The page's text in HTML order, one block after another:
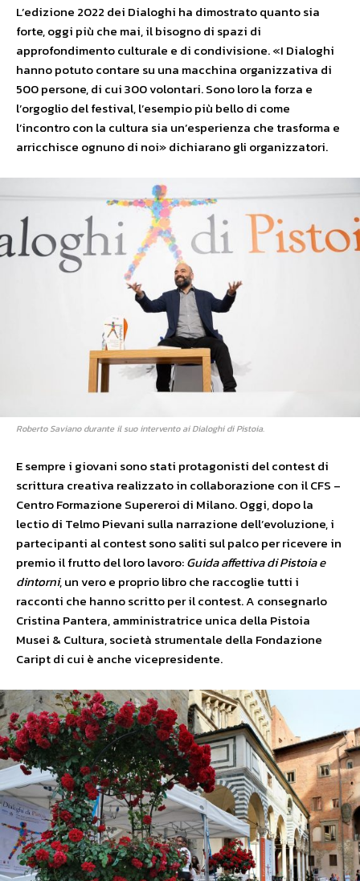
L’edizione 2022 dei Dialoghi ha dimostrato quanto sia
forte, oggi più che mai, il bisogno di spazi di
approfondimento culturale e di condivisione. «I Dialoghi
hanno potuto contare su una macchina organizzativa di
500 persone, di cui 300 volontari. Sono loro la forza e
l’orgoglio del festival, l’esempio più bello di come
l’incontro con la cultura sia un’esperienza che trasforma e
arricchisce ognuno di noi» dichiarano gli organizzatori.
Roberto Saviano durante il suo intervento ai Dialoghi di Pistoia.
E sempre i giovani sono stati protagonisti del contest di
scrittura creativa realizzato in collaborazione con il CFS –
Centro Formazione Supereroi di Milano. Oggi, dopo la
lectio di Telmo Pievani sulla narrazione dell’evoluzione, i
partecipanti al contest sono saliti sul palco per ricevere in
premio il frutto del loro lavoro:Guida affettiva di Pistoia e
dintorni, un vero e proprio libro che raccoglie tutti i
racconti che hanno scritto per il contest. A consegnarlo
Cristina Pantera, amministratrice unica della Pistoia
Musei & Cultura, società strumentale della Fondazione
Caript di cui è anche vicepresidente.